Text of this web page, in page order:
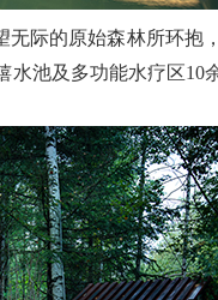
际的原始森林所环抱
池及多功能水疗区10